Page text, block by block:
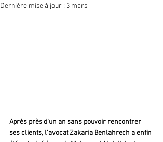
Dernière mise à jour : 3 mars
Après près d’un an sans pouvoir rencontrer
ses clients, l’avocat Zakaria Benlahrech a enfin